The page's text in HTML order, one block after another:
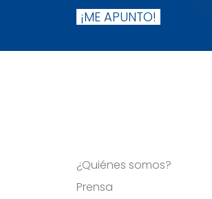
¡ME APUNTO!
¿Quiénes somos?
Prensa